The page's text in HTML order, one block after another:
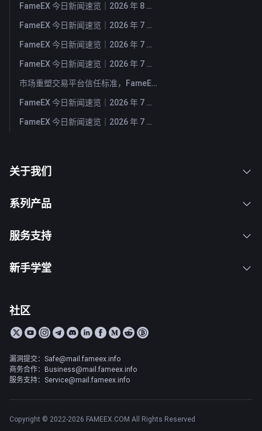
FameEX 今日新闻速览｜2026 年 8 月 3 日
FameEX 今日新闻速览｜2026 年 7 月 31 日
FameEX 今日新闻速览｜2026 年 7 月 30 日
FameEX 今日新闻速览｜2026 年 7 月 29 日
市场重塑交易平台信任标准，FameEX 以八年稳健运营持续服务全球用户
FameEX 今日新闻速览｜2026 年 7 月 28 日
FameEX 今日新闻速览｜2026 年 7 月 27 日
关于我们
系列产品
服务支持
新手学堂
社区
漏洞提交：Safe@mail.fameex.info
商务合作：Business@mail.fameex.info
服务支持：Service@mail.fameex.info
Copyright © 2022-2026 FAMEEX.COM All Rights Reserved